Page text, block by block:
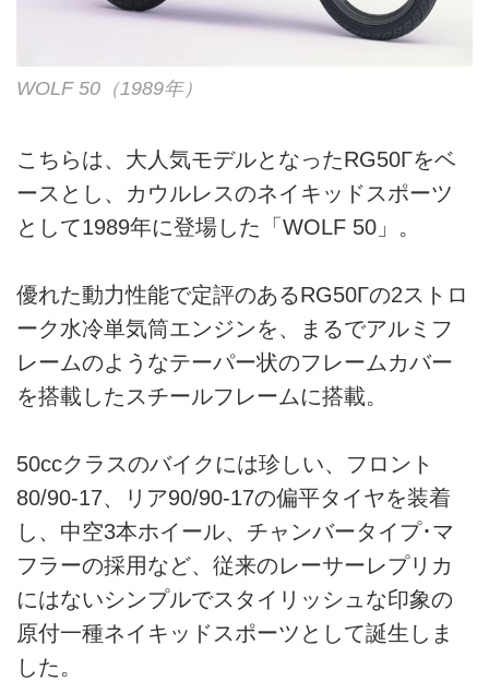
WOLF 50（1989年）
こちらは、大人気モデルとなったRG50Γをベ
ースとし、カウルレスのネイキッドスポーツ
として1989年に登場した「WOLF 50」。
優れた動力性能で定評のあるRG50Γの2ストロ
ーク水冷単気筒エンジンを、まるでアルミフ
レームのようなテーパー状のフレームカバー
を搭載したスチールフレームに搭載。
50ccクラスのバイクには珍しい、フロント
80/90-17、リア90/90-17の偏平タイヤを装着
し、中空3本ホイール、チャンバータイプ･マ
フラーの採用など、従来のレーサーレプリカ
にはないシンプルでスタイリッシュな印象の
原付一種ネイキッドスポーツとして誕生しま
した。